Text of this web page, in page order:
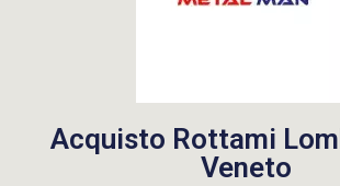
Acquisto Rottami
Veneto